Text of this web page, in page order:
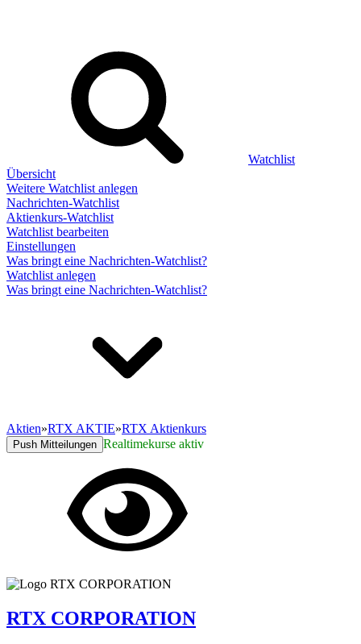
Watchlist
Übersicht
Weitere Watchlist anlegen
Nachrichten-Watchlist
Aktienkurs-Watchlist
Watchlist bearbeiten
Einstellungen
Was bringt eine Nachrichten-Watchlist?
Watchlist anlegen
Was bringt eine Nachrichten-Watchlist?
Aktien»RTX AKTIE»RTX Aktienkurs
Push Mitteilungen Realtimekurse aktiv
RTX CORPORATION